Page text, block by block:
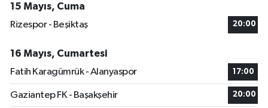
15 Mayıs, Cuma
Rizespor - Beşiktaş
20:00
16 Mayıs, Cumartesi
Fatih Karagümrük - Alanyaspor
17:00
Gaziantep FK - Başakşehir 20:00